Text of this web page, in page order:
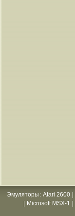
Эмуляторы : Atari 2600
Microsoft MSX-1